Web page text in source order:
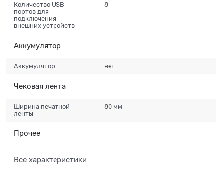
Количество USB-
портов для
подключения
внешних устройств
8
Аккумулятор
Аккумулятор нет
Чековая лента
Ширина печатной
ленты
80 мм
Прочее
Все характеристики